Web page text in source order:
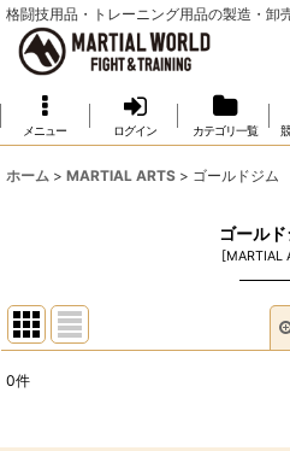
格闘技用品・トレーニング用品の製造・卸
メニュー ログイン カテゴリ一覧
ホーム > MARTIAL ARTS > ゴールドジム
ゴールド
[MARTIAL
0件